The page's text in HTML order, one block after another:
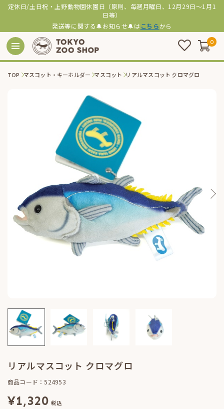
定休日/土日祝・上野動物園休園日（原則、毎週月曜日、12月29日～1月1
日等）
発送等に関する🔔お知らせ🔔は こちらから
0
TOP マスコット・キーホルダー マスコット リアルマスコット クロマグロ
リアルマスコット クロマグロ
商品コード：524953
¥1,320 税込